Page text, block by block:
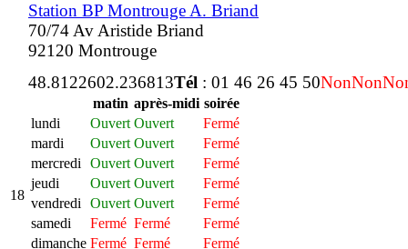
Station BP Montrouge A. Briand
70/74 Av Aristide Briand
92120 Montrouge
18
48.8122602.236813Tél : 01 46 26 45 50NonNon
matin après-midi soirée
lundi
Ouvert Ouvert
Fermé
mardi
Ouvert Ouvert
Fermé
mercredi
Ouvert Ouvert
Fermé
jeudi
Ouvert Ouvert
Fermé
vendredi
Ouvert Ouvert
Fermé
samedi
Fermé Fermé
Fermé
dimanche Fermé Fermé Fermé